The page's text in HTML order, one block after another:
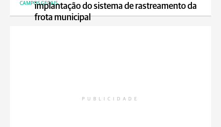
implantação do sistema de rastreamento da
frota municipal
CAMPOS GERAIS
PUBLICIDADE